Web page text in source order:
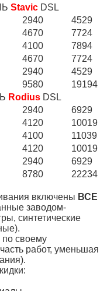
Stavic DSL
2940
4529
4670
7724
4100
7894
4670
7724
2940
4529
9580
19194
Rodius DSL
2940
6929
4120
10019
4100
11039
4120
10019
2940
6929
8780 22234
включены ВСЕ
заводом-
синтетические
по своему
работ, уменьшая